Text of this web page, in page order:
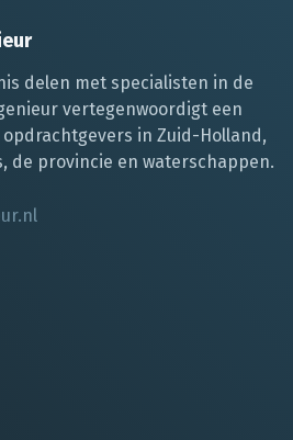
delen met specialisten in de
vertegenwoordigt een
in Zuid-Holland,
de provincie en waterschappen.